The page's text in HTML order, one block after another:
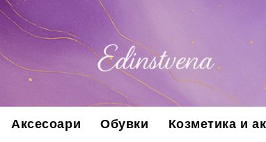
Аксесоари Обувки Козметика и